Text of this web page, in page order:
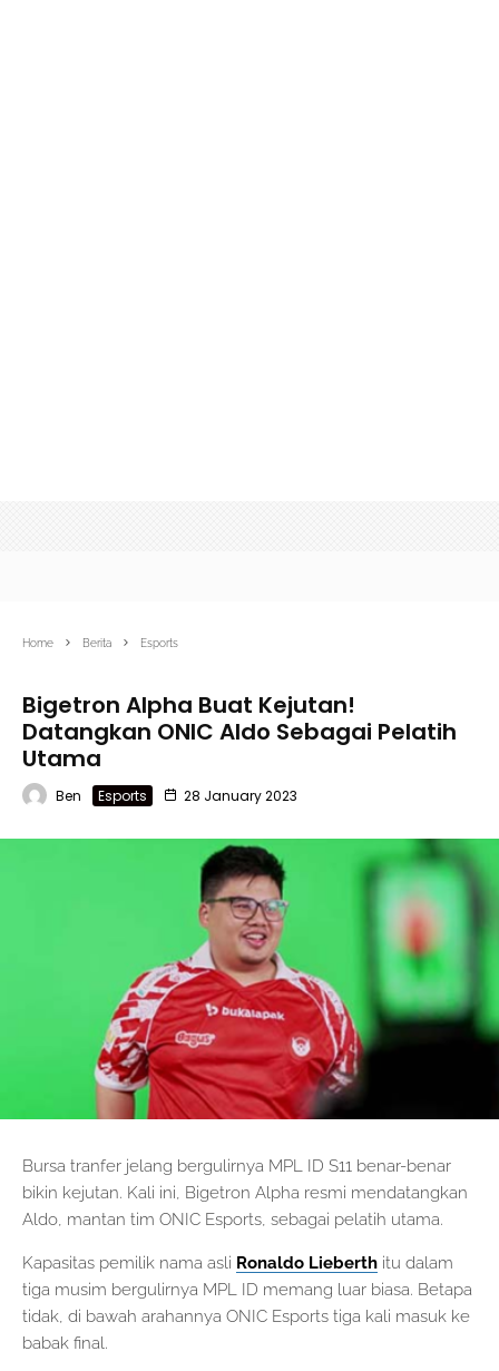
Home Berita Esports
Bigetron Alpha Buat Kejutan!
Datangkan ONIC Aldo Sebagai Pelatih
Utama
Ben Esports 28 January 2023
Bursa tranfer jelang bergulirnya MPL ID S11 benar-benar
bikin kejutan. Kali ini, Bigetron Alpha resmi mendatangkan
Aldo, mantan tim ONIC Esports, sebagai pelatih utama.
Kapasitas pemilik nama asli Ronaldo Lieberth itu dalam
tiga musim bergulirnya MPL ID memang luar biasa. Betapa
tidak, di bawah arahannya ONIC Esports tiga kali masuk ke
babak final.